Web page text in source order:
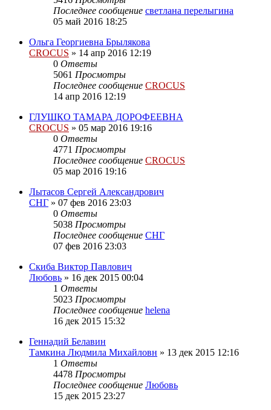
Последнее сообщение светлана перелыгина
05 май 2016 18:25
Ольга Георгиевна Брылякова
CROCUS » 14 апр 2016 12:19
0 Ответы
5061 Просмотры
Последнее сообщение CROCUS
14 апр 2016 12:19
ГЛУШКО ТАМАРА ДОРОФЕЕВНА
CROCUS » 05 мар 2016 19:16
0 Ответы
4771 Просмотры
Последнее сообщение CROCUS
05 мар 2016 19:16
Лытасов Сергей Александрович
СНГ » 07 фев 2016 23:03
0 Ответы
5038 Просмотры
Последнее сообщение СНГ
07 фев 2016 23:03
Скиба Виктор Павлович
Любовь » 16 дек 2015 00:04
1 Ответы
5023 Просмотры
Последнее сообщение helena
16 дек 2015 15:32
Геннадий Белавин
Тамкина Людмила Михайловн » 13 дек 2015 12:16
1 Ответы
4478 Просмотры
Последнее сообщение Любовь
15 дек 2015 23:27